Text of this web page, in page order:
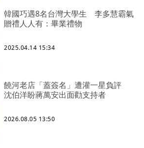
韓國巧遇8名台灣大學生 李多慧霸氣
贈禮人人有：畢業禮物
2025.04.14 15:34
饒河老店「蓋簽名」遭灌一星負評
沈伯洋盼蔣萬安出面勸支持者
2026.08.05 13:50